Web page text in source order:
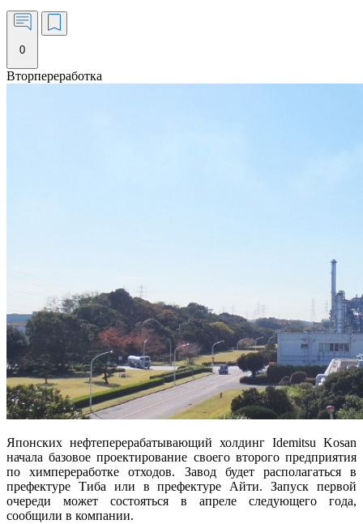
0
Японских нефтеперерабатывающий холдинг Idemitsu Kosan
начала базовое проектирование своего второго предприятия
по химпереработке отходов. Завод будет располагаться в
префектуре Тиба или в префектуре Айти. Запуск первой
очереди может состояться в апреле следующего года,
сообщили в компании.